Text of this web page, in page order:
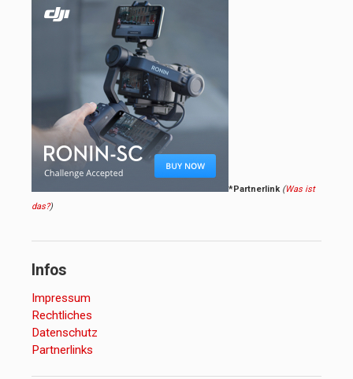
*Partnerlink (Was ist
das?)
Infos
Impressum
Rechtliches
Datenschutz
Partnerlinks